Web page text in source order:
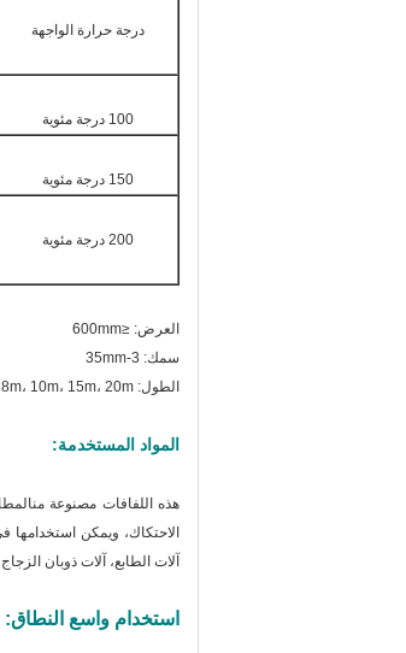
درجة حرارة الواجهة
100 درجة مئوية
150 درجة مئوية
200 درجة مئوية
العرض: ≤600mm
سمك: 3-35mm
الطول: 3m، 5m، 8m، 10m، 15m، 20m، الخ
المواد المستخدمة:
هذه اللفافات مصنوعة من
الاحتكاك، ويمكن استخدامها
آلات الطابع، آلات ذوبان
استخدام واسع النطاق: